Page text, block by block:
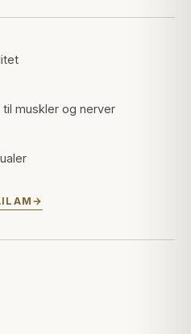
muskler og nerver